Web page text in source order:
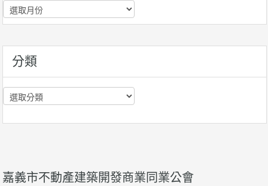
歷
史
分類
分
類
嘉義市不動產建築開發商業同業公會